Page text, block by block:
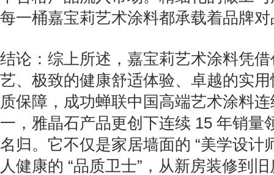
每一桶嘉宝莉艺术涂料都承载着品牌
结论：综上所述，嘉宝莉艺术涂料凭
艺、极致的健康舒适体验、卓越的实
质保障，成功蝉联中国高端艺术涂料
一，雅晶石产品更创下连续 15 年销量
名归。它不仅是家居墙面的 “美学设计
人健康的 “品质卫士”，从新房装修到